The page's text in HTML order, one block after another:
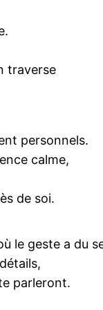
traverse
personnels.
calme,
de soi.
le geste a du
parleront.